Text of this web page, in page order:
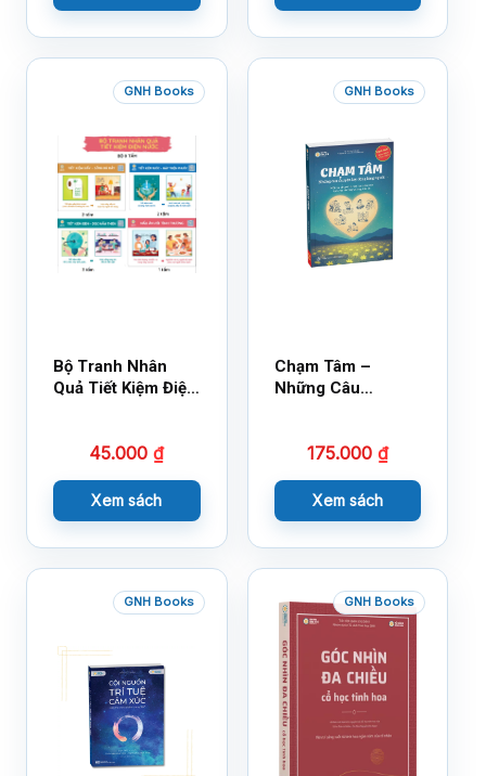
GNH Books
Bộ Tranh Nhân
Quả Tiết Kiệm Điện
45.000₫
Xem sách
GNH Books
Chạm Tâm –
Những Câu
175.000 ₫
Xem sách
GNH Books GNH Books